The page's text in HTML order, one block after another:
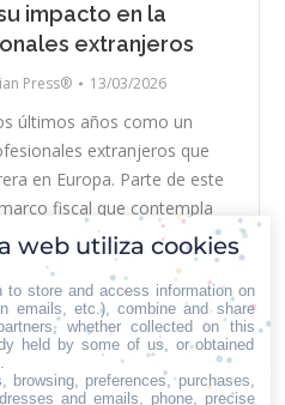
impacto en la
extranjeros
Press® 13/03/2026
últimos años como un
extranjeros que
en Europa. Parte de este
fiscal que contempla
internacionales que se
laborales. Entre estas
el régimen tributario
web utiliza cookies
to store and access information on
emails, etc.), combine and share
whether collected on this
held by some of us, or obtained
browsing, preferences, purchases,
and emails, phone, precise